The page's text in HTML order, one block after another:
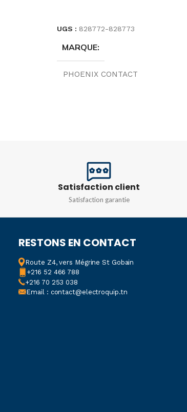
UGS : 828772-828773
MARQUE
PHOENIX CONTACT
29X8mm,44x15mm
Satisfaction client
Satisfaction garantie
RESTONS EN CONTACT
Route Z4, vers Mégrine St Gobain
+216 52 466 788
+216 70 253 038
Email : contact@electroquip.tn